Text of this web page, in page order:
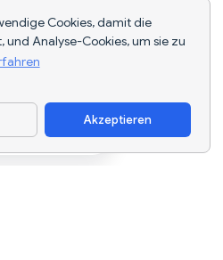
Cookies, damit die
Analyse-Cookies, um sie zu
Akzeptieren
herunterladen